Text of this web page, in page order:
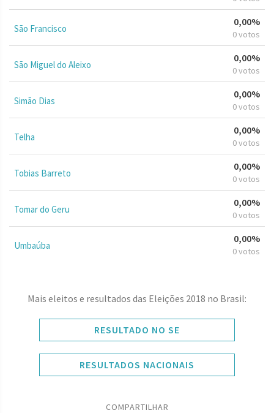
São Francisco
0,00%
0 votos
São Miguel do Aleixo
0,00%
0 votos
Simão Dias
0,00%
0 votos
Telha
0,00%
0 votos
Tobias Barreto
0,00%
0 votos
Tomar do Geru
0,00%
0 votos
Umbaúba
0,00%
0 votos
Mais eleitos e resultados das Eleições 2018 no Brasil:
RESULTADO NO SE
RESULTADOS NACIONAIS
COMPARTILHAR